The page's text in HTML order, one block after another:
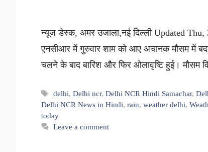
न्यूज डेस्क, अमर उजाला,नई दिल्ली Updated
एनसीआर में गुरुवार शाम को आए अचानक मौसम में
चलने के बाद बारिश और फिर ओलावृष्टि हुई। मौसम
Tags
delhi,Delhi ncr,Delhi NCR Hindi Samachar,
Delhi NCR News in Hindi, rain, weather delhi,
today
Leave a comment